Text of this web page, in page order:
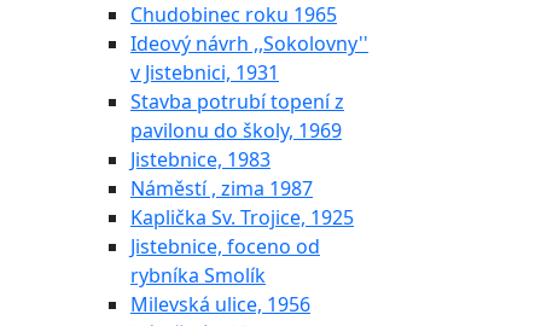
Chudobinec roku 1965
Ideový návrh ,,Sokolovny''
v Jistebnici, 1931
Stavba potrubí topení z
pavilonu do školy, 1969
Jistebnice, 1983
Náměstí , zima 1987
Kaplička Sv. Trojice, 1925
Jistebnice, foceno od
rybníka Smolík
Milevská ulice, 1956